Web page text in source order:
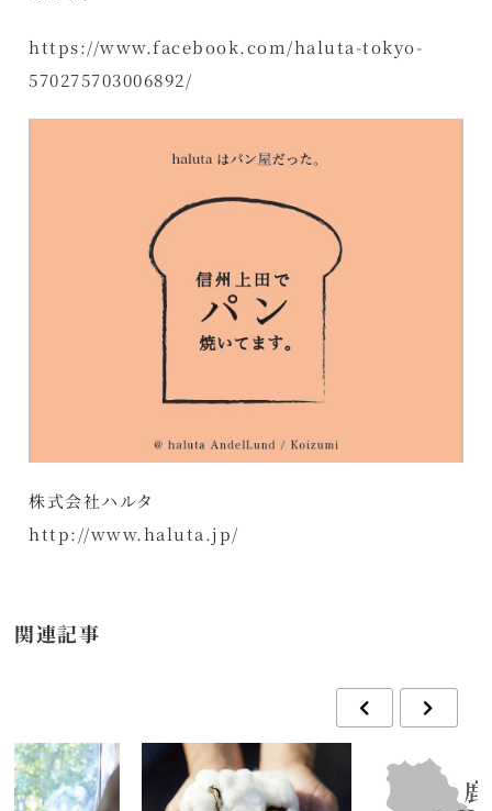
https://www.facebook.com/haluta-tokyo-
570275703006892/
株式会社ハルタ
http://www.haluta.jp/
関連記事